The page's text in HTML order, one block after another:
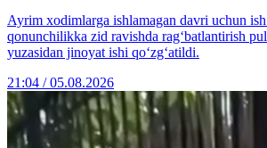
Ayrim xodimlarga ishlamagan davri uchun
qonunchilikka zid ravishda rag‘batlantirish
yuzasidan jinoyat ishi qo‘zg‘atildi.
21:04 / 05.08.2026